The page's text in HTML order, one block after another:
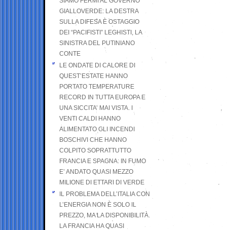
GIALLOVERDE: LA DESTRA
SULLA DIFESA È OSTAGGIO
DEI “PACIFISTI” LEGHISTI, LA
SINISTRA DEL PUTINIANO
CONTE
LE ONDATE DI CALORE DI
QUEST’ESTATE HANNO
PORTATO TEMPERATURE
RECORD IN TUTTA EUROPA E
UNA SICCITA’ MAI VISTA. I
VENTI CALDI HANNO
ALIMENTATO GLI INCENDI
BOSCHIVI CHE HANNO
COLPITO SOPRATTUTTO
FRANCIA E SPAGNA: IN FUMO
E’ ANDATO QUASI MEZZO
MILIONE DI ETTARI DI VERDE
IL PROBLEMA DELL’ITALIA CON
L’ENERGIA NON È SOLO IL
PREZZO, MA LA DISPONIBILITÀ.
LA FRANCIA HA QUASI